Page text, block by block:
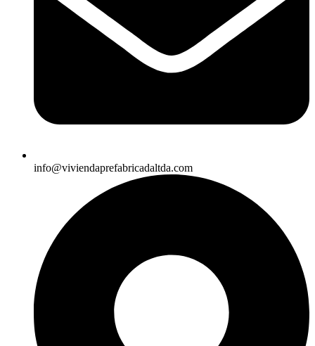
info@viviendaprefabricadaltda.com